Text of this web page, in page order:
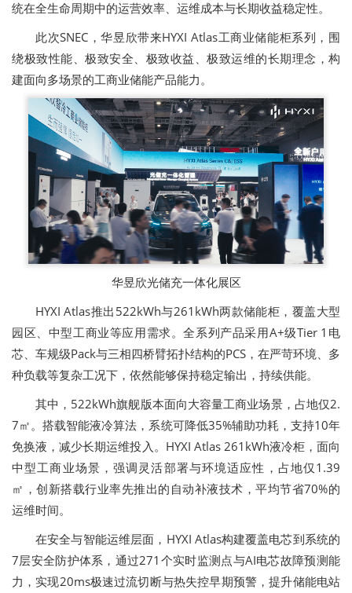
统在全生命周期中的运营效率、运维成本与长期收益稳定性。
此次SNEC，华昱欣带来HYXI Atlas工商业储能柜系列，围
绕极致性能、极致安全、极致收益、极致运维的长期理念，构
建面向多场景的工商业储能产品能力。
华昱欣光储充一体化展区
HYXI Atlas推出522kWh与261kWh两款储能柜，覆盖大型
园区、中型工商业等应用需求。全系列产品采用A+级Tier 1电
芯、车规级Pack与三相四桥臂拓扑结构的PCS，在严苛环境、多
种负载等复杂工况下，依然能够保持稳定输出，持续供能。
其中，522kWh旗舰版本面向大容量工商业场景，占地仅2.
7㎡。搭载智能液冷算法，系统可降低35%辅助功耗，支持10年
免换液，减少长期运维投入。HYXI Atlas 261kWh液冷柜，面向
中型工商业场景，强调灵活部署与环境适应性，占地仅1.39
㎡，创新搭载行业率先推出的自动补液技术，平均节省70%的
运维时间。
在安全与智能运维层面，HYXI Atlas构建覆盖电芯到系统的
7层安全防护体系，通过271个实时监测点与AI电芯故障预测能
力，实现20ms极速过流切断与热失控早期预警，提升储能电站